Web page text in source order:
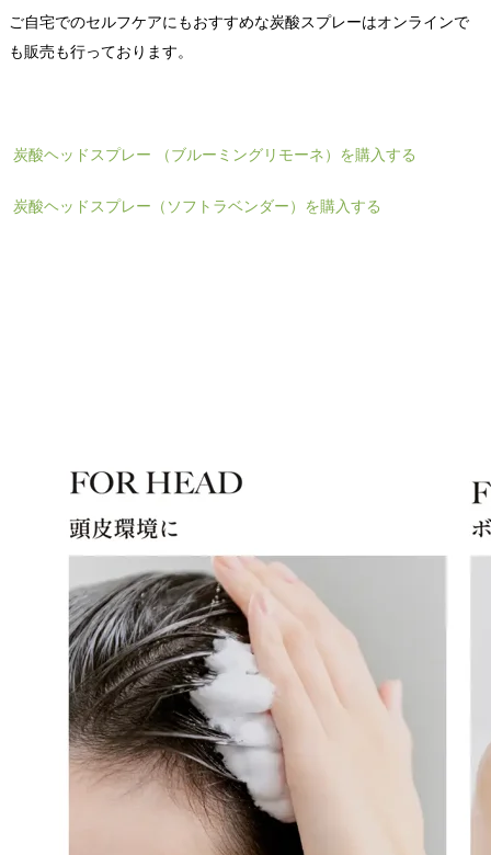
ご自宅でのセルフケアにもおすすめな炭酸スプレーはオンラインで
も販売も行っております。
炭酸ヘッドスプレー （ブルーミングリモーネ）を購入する
炭酸ヘッドスプレー（ソフトラベンダー）を購入する